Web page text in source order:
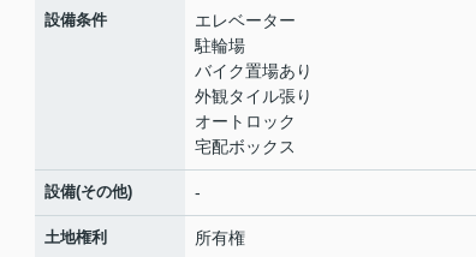
設備条件
エレベーター
駐輪場
バイク置場あり
外観タイル張り
オートロック
宅配ボックス
設備(その他) -
土地権利 所有権